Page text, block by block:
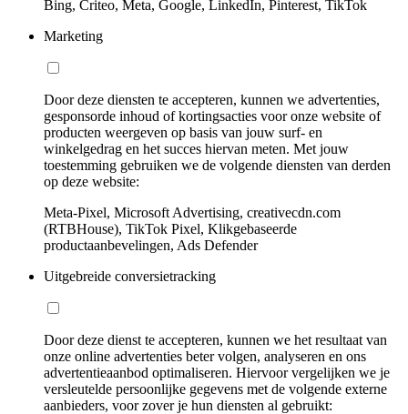
Bing, Criteo, Meta, Google, LinkedIn, Pinterest, TikTok
Marketing
Door deze diensten te accepteren, kunnen we advertenties,
gesponsorde inhoud of kortingsacties voor onze website of
producten weergeven op basis van jouw surf- en
winkelgedrag en het succes hiervan meten. Met jouw
toestemming gebruiken we de volgende diensten van derden
op deze website:
Meta-Pixel, Microsoft Advertising, creativecdn.com
(RTBHouse), TikTok Pixel, Klikgebaseerde
productaanbevelingen, Ads Defender
Uitgebreide conversietracking
Door deze dienst te accepteren, kunnen we het resultaat van
onze online advertenties beter volgen, analyseren en ons
advertentieaanbod optimaliseren. Hiervoor vergelijken we je
versleutelde persoonlijke gegevens met de volgende externe
aanbieders, voor zover je hun diensten al gebruikt: